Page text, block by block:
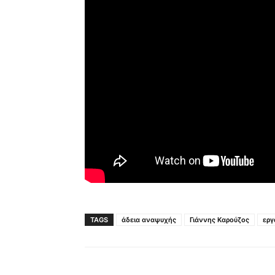
TAGS άδεια αναψυχής Γιάννης Καρούζος